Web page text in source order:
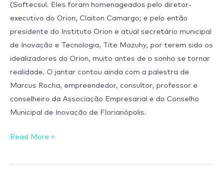
(Softecsul. Eles foram homenageados pelo diretor-
executivo do Orion, Claiton Camargo; e pelo então
presidente do Instituto Orion e atual secretário municipal
de Inovação e Tecnologia, Tite Mazuhy, por terem sido os
idealizadores do Orion, muito antes de o sonho se tornar
realidade. O jantar contou ainda com a palestra de
Marcus Rocha, empreendedor, consultor, professor e
conselheiro da Associação Empresarial e do Conselho
Municipal de Inovação de Florianópolis.
Read More »